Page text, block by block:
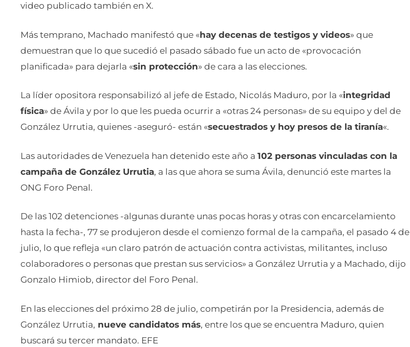
video publicado también en X.
Más temprano, Machado manifestó que «hay decenas de testigos y videos» que
demuestran que lo que sucedió el pasado sábado fue un acto de «provocación
planificada» para dejarla «sin protección» de cara a las elecciones.
La líder opositora responsabilizó al jefe de Estado, Nicolás Maduro, por la «integridad
física» de Ávila y por lo que les pueda ocurrir a «otras 24 personas» de su equipo y del de
González Urrutia, quienes -aseguró- están «secuestrados y hoy presos de la tiranía«.
Las autoridades de Venezuela han detenido este año a 102 personas vinculadas con la
campaña de González Urrutia, a las que ahora se suma Ávila, denunció este martes la
ONG Foro Penal.
De las 102 detenciones -algunas durante unas pocas horas y otras con encarcelamiento
hasta la fecha-, 77 se produjeron desde el comienzo formal de la campaña, el pasado 4 de
julio, lo que refleja «un claro patrón de actuación contra activistas, militantes, incluso
colaboradores o personas que prestan sus servicios» a González Urrutia y a Machado, dijo
Gonzalo Himiob, director del Foro Penal.
En las elecciones del próximo 28 de julio, competirán por la Presidencia, además de
González Urrutia, nueve candidatos más, entre los que se encuentra Maduro, quien
buscará su tercer mandato. EFE